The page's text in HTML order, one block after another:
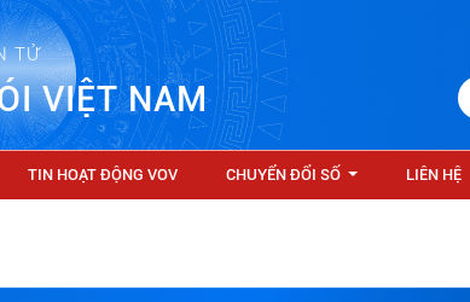
TỬ
VIỆT NAM
TIN HOẠT ĐỘNG VOV CHUYỂN ĐỔI SỐ LIÊN HỆ